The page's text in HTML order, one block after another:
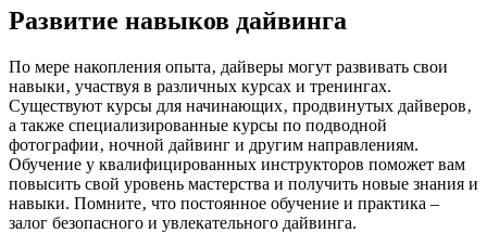
Развитие навыков дайвинга
По мере накопления опыта‚ дайверы могут развивать свои
навыки‚ участвуя в различных курсах и тренингах.
Существуют курсы для начинающих‚ продвинутых дайверов‚
а также специализированные курсы по подводной
фотографии‚ ночной дайвинг и другим направлениям.
Обучение у квалифицированных инструкторов поможет вам
повысить свой уровень мастерства и получить новые знания и
навыки. Помните‚ что постоянное обучение и практика –
залог безопасного и увлекательного дайвинга.